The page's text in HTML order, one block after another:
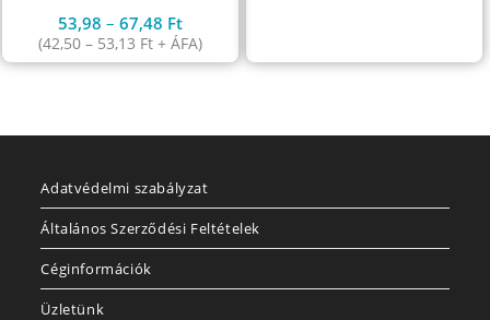
53,98–67,48 Ft
(42,50– 53,13 Ft + ÁFA)
Adatvédelmi szabályzat
Általános Szerződési Feltételek
Céginformációk
Üzletünk